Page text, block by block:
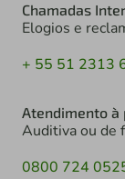
Chamadas
Elogios e
+ 55 51 2313
Atendimento à
Auditiva ou de
0800 724